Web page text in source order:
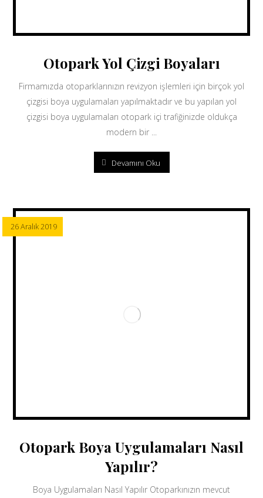
Otopark Yol Çizgi Boyaları
Firmamızda otoparklarınızın revizyon işlemleri için birçok yol
çizgisi boya uygulamaları yapılmaktadır ve bu yapılan yol
çizgisi boya uygulamaları otopark içi trafiğinizde oldukça
modern bir ...
Devamını Oku
Otopark Boya Uygulamaları Nasıl
Yapılır?
26 Aralık 2019
Boya Uygulamaları Nasıl Yapılır Otoparkınızın mevcut